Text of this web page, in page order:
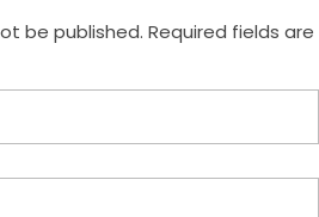
be published. Required fields are